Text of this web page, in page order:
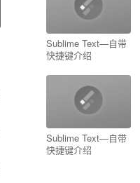
Sublime Text—自带
快捷键介绍
Sublime Text—自带
快捷键介绍